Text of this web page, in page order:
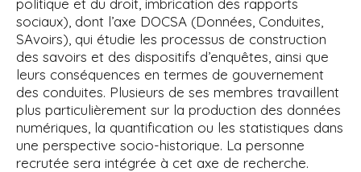
politique et du droit, imbrication des rapports
sociaux), dont l’axe DOCSA (Données, Conduites,
SAvoirs), qui étudie les processus de construction
des savoirs et des dispositifs d’enquêtes, ainsi que
leurs conséquences en termes de gouvernement
des conduites. Plusieurs de ses membres travaillent
plus particulièrement sur la production des données
numériques, la quantification ou les statistiques dans
une perspective socio-historique. La personne
recrutée sera intégrée à cet axe de recherche.